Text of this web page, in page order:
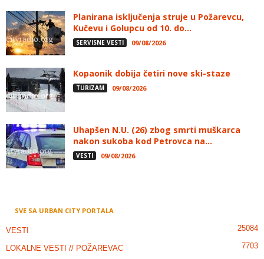
Planirana isključenja struje u Požarevcu,
Kučevu i Golupcu od 10. do...
SERVISNE VESTI 09/08/2026
Kopaonik dobija četiri nove ski-staze
TURIZAM 09/08/2026
Uhapšen N.U. (26) zbog smrti muškarca
nakon sukoba kod Petrovca na...
VESTI 09/08/2026
SVE SA URBAN CITY PORTALA
VESTI 25084
LOKALNE VESTI // POŽAREVAC 7703